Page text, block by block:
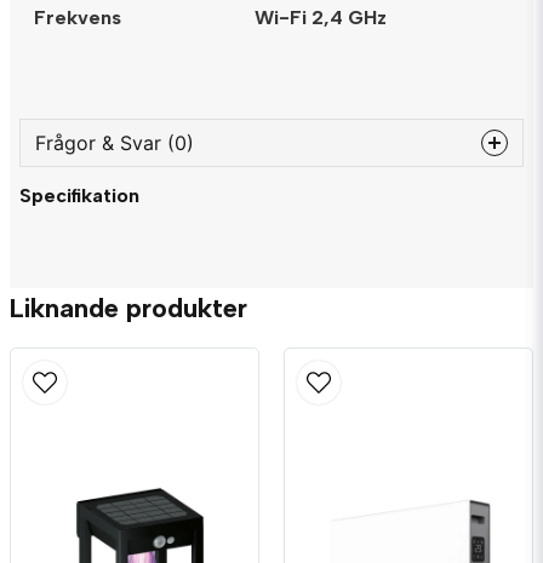
Frekvens Wi-Fi 2,4 GHz
Frågor & Svar (0)
question
Namn
Ja, ni får publicera min fråga
Specifikation
Liknande produkter